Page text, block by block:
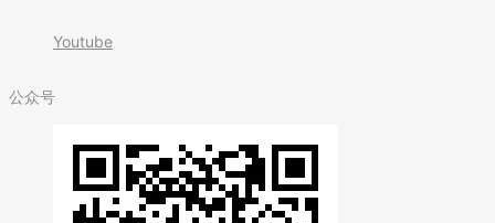
Youtube
公众号